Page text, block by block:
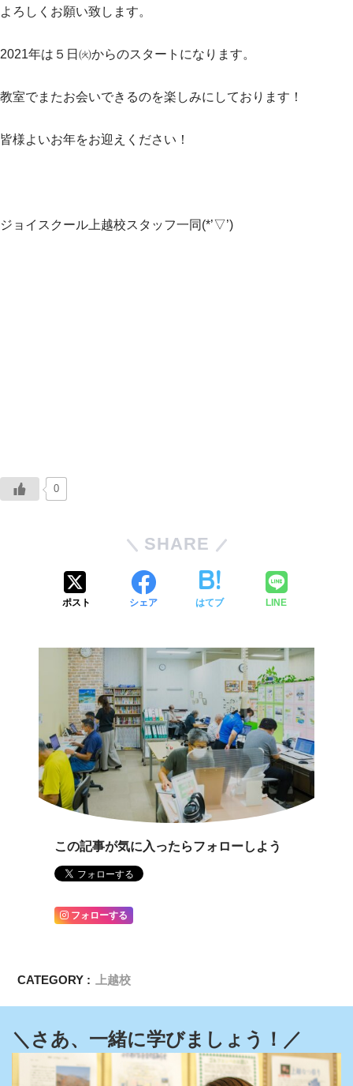
よろしくお願い致します。
2021年は５日㈫からのスタートになります。
教室でまたお会いできるのを楽しみにしております！
皆様よいお年をお迎えください！
ジョイスクール上越校スタッフ一同(*’▽’)
0
SHARE
ポスト シェア はてブ LINE
この記事が気に入ったらフォローしよう
フォローする
CATEGORY : 上越校
＼さあ、一緒に学びましょう！／